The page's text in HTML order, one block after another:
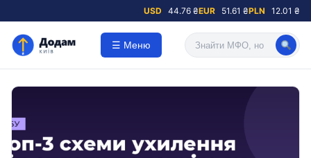
USD 44.76 ₴EUR 51.61 ₴PLN 12.01 ₴
☰ Меню